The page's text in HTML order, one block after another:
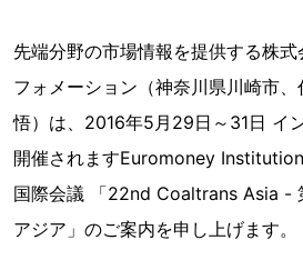
先端分野の市場情報を提供する株
フォメーション（神奈川県川崎市
悟）は、2016年5月29日～31日 イ
開催されますEuromoney
国際会議 「22nd Coaltrans Asia -
アジア」のご案内を申し上げます。